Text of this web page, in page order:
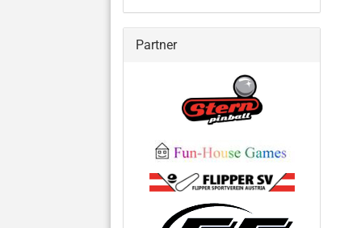
Partner